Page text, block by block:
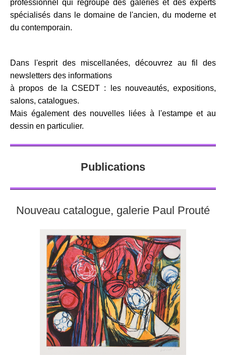
professionnel qui regroupe des galeries et des experts
spécialisés dans le domaine de l'ancien, du moderne et
du contemporain.
Dans l'esprit des miscellanées, découvrez au fil des
newsletters des informations
à propos de la CSEDT : les nouveautés, expositions,
salons, catalogues.
Mais également des nouvelles liées à l'estampe et au
dessin en particulier.
Publications
Nouveau catalogue, galerie Paul Prouté